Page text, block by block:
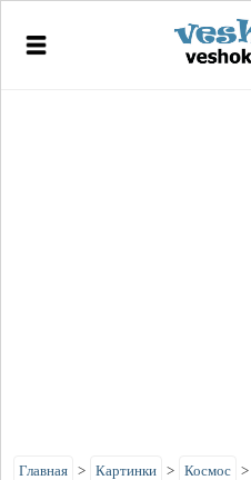
Главная > Картинки > Космос >